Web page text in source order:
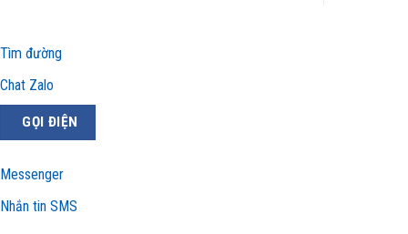
Tìm đường
Chat Zalo
GỌI ĐIỆN
Messenger
Nhắn tin SMS